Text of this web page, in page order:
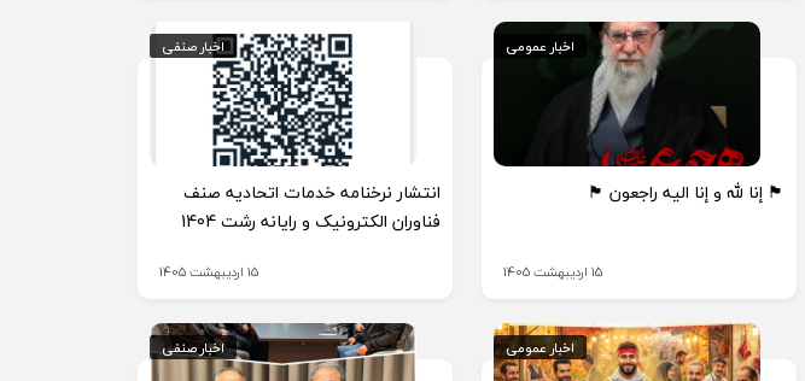
اخبار عمومی
اخبار عمومی
🏴 إنا لله و إنا الیه راجعون 🏴
15 اردیبهشت 1405
اخبار صنفی
اخبار صنفی
انتشار نرخنامه خدمات اتحادیه صنف
فناوران الکترونیک و رایانه رشت 1404
15 اردیبهشت 1405
اخبار عمومی
اخبار عمومی اخبار صنفی
اخبار صنفی